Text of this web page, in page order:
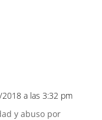
a las 3:32 pm
y abuso por